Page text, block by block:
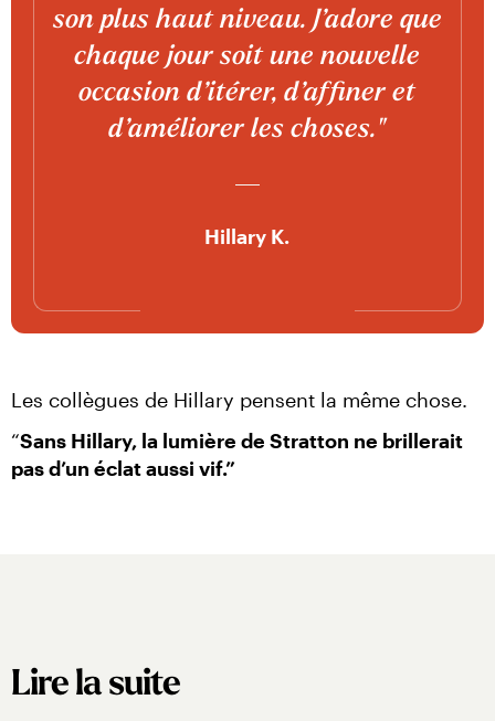
son plus haut niveau. J’adore que
chaque jour soit une nouvelle
occasion d’itérer, d’affiner et
d’améliorer les choses."
Hillary K.
Les collègues de Hillary pensent la même chose.
“Sans Hillary, la lumière de Stratton ne brillerait
pas d’un éclat aussi vif.”
Lire la suite